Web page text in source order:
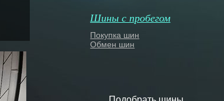
Шины с пробегом
Покупка шин
Обмен шин